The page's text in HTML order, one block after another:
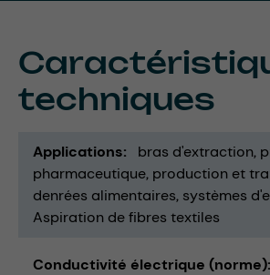
techniques
Applications bras d'extraction
pharmaceutique production et
denrées alimentaires systèmes
Aspiration de fibres textiles
Conductivité électrique (norme)